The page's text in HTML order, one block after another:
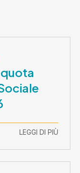
LEGGI DI PIÙ